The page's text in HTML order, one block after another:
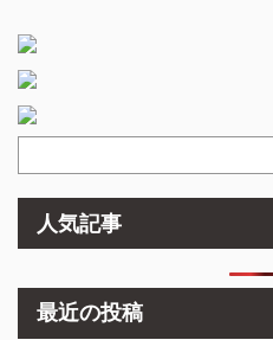
人気記事
最近の投稿